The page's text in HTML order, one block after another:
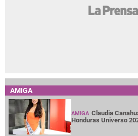
AMIGA
AMIGA Claudia
Honduras Universo